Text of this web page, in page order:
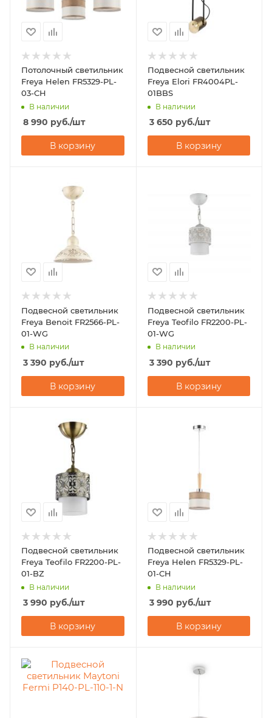
Потолочный светильник
Freya Helen FR5329-PL-
03-CH
В наличии
8 990 руб./шт
В корзину
Подвесной светильник
Freya Elori FR4004PL-
01BBS
В наличии
3 650 руб./шт
В корзину
Подвесной светильник
Freya Benoit FR2566-PL-
01-WG
В наличии
3 390 руб./шт
В корзину
Подвесной светильник
Freya Teofilo FR2200-PL-
01-WG
В наличии
3 390 руб./шт
В корзину
Подвесной светильник
Freya Teofilo FR2200-PL-
01-BZ
В наличии
3 990 руб./шт
В корзину
Подвесной светильник
Freya Helen FR5329-PL-
01-CH
В наличии
3 990 руб./шт
В корзину